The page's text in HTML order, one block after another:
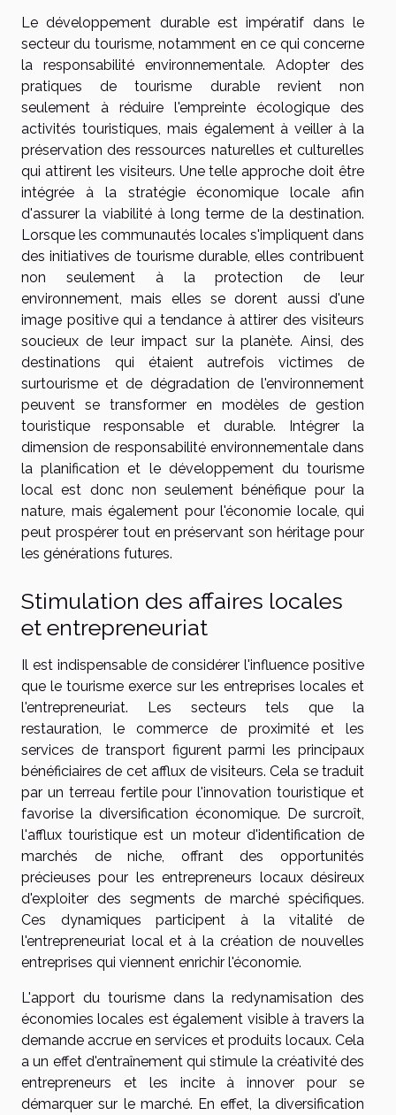
Le développement durable est impératif dans le
secteur du tourisme, notamment en ce qui concerne
la responsabilité environnementale. Adopter des
pratiques de tourisme durable revient non
seulement à réduire l'empreinte écologique des
activités touristiques, mais également à veiller à la
préservation des ressources naturelles et culturelles
qui attirent les visiteurs. Une telle approche doit être
intégrée à la stratégie économique locale afin
d'assurer la viabilité à long terme de la destination.
Lorsque les communautés locales s'impliquent dans
des initiatives de tourisme durable, elles contribuent
non seulement à la protection de leur
environnement, mais elles se dorent aussi d'une
image positive qui a tendance à attirer des visiteurs
soucieux de leur impact sur la planète. Ainsi, des
destinations qui étaient autrefois victimes de
surtourisme et de dégradation de l'environnement
peuvent se transformer en modèles de gestion
touristique responsable et durable. Intégrer la
dimension de responsabilité environnementale dans
la planification et le développement du tourisme
local est donc non seulement bénéfique pour la
nature, mais également pour l'économie locale, qui
peut prospérer tout en préservant son héritage pour
les générations futures.
Stimulation des affaires locales
et entrepreneuriat
Il est indispensable de considérer l'influence positive
que le tourisme exerce sur les entreprises locales et
l'entrepreneuriat. Les secteurs tels que la
restauration, le commerce de proximité et les
services de transport figurent parmi les principaux
bénéficiaires de cet afflux de visiteurs. Cela se traduit
par un terreau fertile pour l'innovation touristique et
favorise la diversification économique. De surcroît,
l'afflux touristique est un moteur d'identification de
marchés de niche, offrant des opportunités
précieuses pour les entrepreneurs locaux désireux
d'exploiter des segments de marché spécifiques.
Ces dynamiques participent à la vitalité de
l'entrepreneuriat local et à la création de nouvelles
entreprises qui viennent enrichir l'économie.
L'apport du tourisme dans la redynamisation des
économies locales est également visible à travers la
demande accrue en services et produits locaux. Cela
a un effet d'entraînement qui stimule la créativité des
entrepreneurs et les incite à innover pour se
démarquer sur le marché. En effet, la diversification